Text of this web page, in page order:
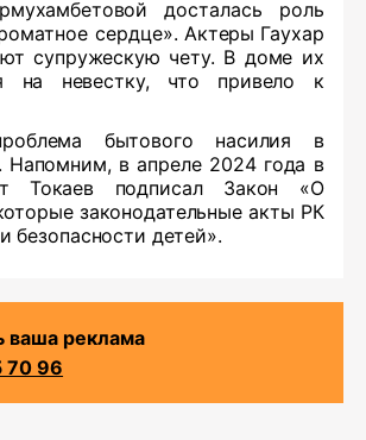
досталась роль
сердце». Актеры Гаухар
супружескую чету. В доме их
на невестку, что привело к
бытового насилия в
Напомним, в апреле 2024 года в
Токаев подписал Закон «О
законодательные акты РК
безопасности детей».
ваша реклама
70 96